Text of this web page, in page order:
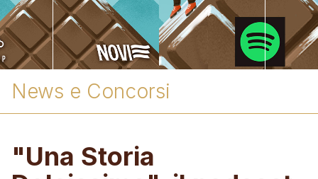
News e Concorsi
"Una Storia